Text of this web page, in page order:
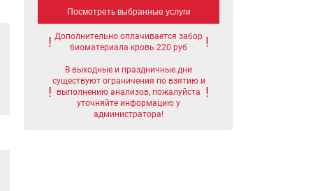
Посмотреть выбранные услуги
Дополнительно оплачивается забор
биоматериала кровь 220 руб
В выходные и праздничные дни
существуют ограничения по взятию и
выполнению анализов, пожалуйста
уточняйте информацию у
администратора!